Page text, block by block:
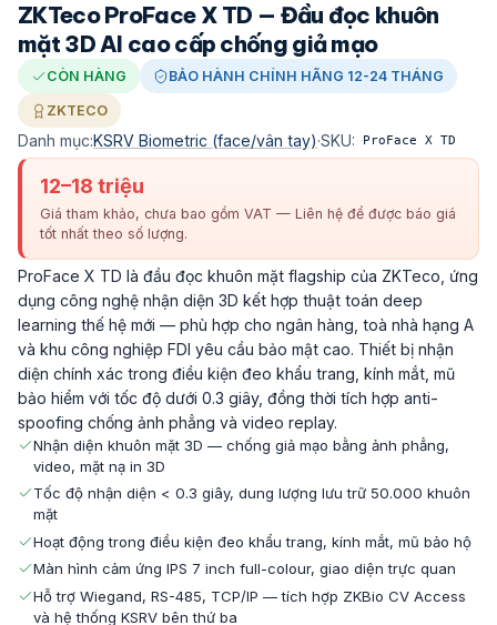
ZKTeco ProFace X TD — Đầu đọc khuôn
mặt 3D AI cao cấp chống giả mạo
CÒN HÀNG BẢO HÀNH CHÍNH HÃNG 12-24 THÁNG
ZKTECO
Danh mục:KSRV Biometric (face/vân tay)·SKU: ProFace X TD
12–18 triệu
Giá tham khảo, chưa bao gồm VAT — Liên hệ để được báo giá
tốt nhất theo số lượng.
ProFace X TD là đầu đọc khuôn mặt flagship của ZKTeco, ứng
dụng công nghệ nhận diện 3D kết hợp thuật toán deep
learning thế hệ mới — phù hợp cho ngân hàng, toà nhà hạng A
và khu công nghiệp FDI yêu cầu bảo mật cao. Thiết bị nhận
diện chính xác trong điều kiện đeo khẩu trang, kính mắt, mũ
bảo hiểm với tốc độ dưới 0.3 giây, đồng thời tích hợp anti-
spoofing chống ảnh phẳng và video replay.
Nhận diện khuôn mặt 3D — chống giả mạo bằng ảnh phẳng,
video, mặt nạ in 3D
Tốc độ nhận diện < 0.3 giây, dung lượng lưu trữ 50.000 khuôn
mặt
Hoạt động trong điều kiện đeo khẩu trang, kính mắt, mũ bảo hộ
Màn hình cảm ứng IPS 7 inch full-colour, giao diện trực quan
Hỗ trợ Wiegand, RS-485, TCP/IP — tích hợp ZKBio CV Access
và hệ thống KSRV bên thứ ba